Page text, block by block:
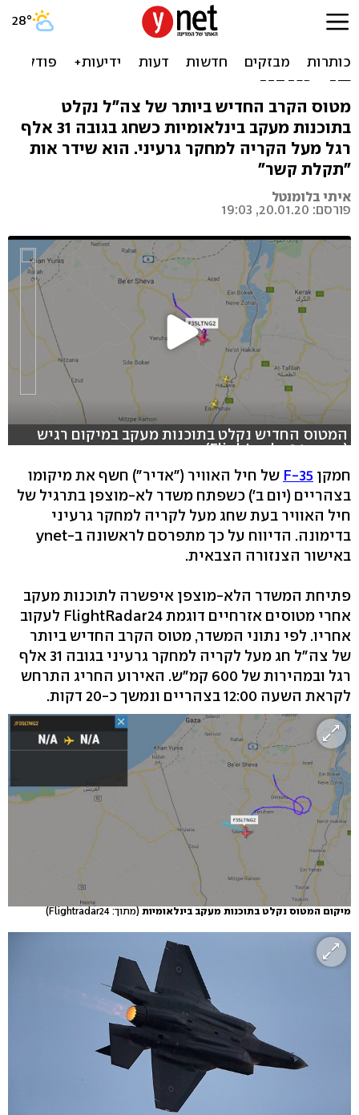
תקלה: מטוס F-35 חשף את
עצמו בתרגיל מעל הכור
בדימונה
מטוס הקרב החדיש ביותר של צה"ל נקלט
בתוכנות מעקב בינלאומיות כשחג בגובה 31 אלף
רגל מעל הקריה למחקר גרעיני. הוא שידר אות
"תקלת קשר"
איתי בלומנטל
פורסם: 20.01.20, 19:03
המטוס החדיש נקלט בתוכנות מעקב במיקום רגיש
(מתוך: Flightradar24)
חמקן F-35 של חיל האוויר ("אדיר") חשף את מיקומו
בצהריים (יום ב') כשפתח משדר לא-מוצפן בתרגיל של
חיל האוויר בעת שחג מעל לקריה למחקר גרעיני
בדימונה. הדיווח על כך מתפרסם לראשונה ב-ynet
באישור הצנזורה הצבאית.
פתיחת המשדר הלא-מוצפן איפשרה לתוכנות מעקב
אחרי מטוסים אזרחיים דוגמת FlightRadar24 לעקוב
אחריו. לפי נתוני המשדר, מטוס הקרב החדיש ביותר
של צה"ל חג מעל לקריה למחקר גרעיני בגובה 31 אלף
רגל ובמהירות של 600 קמ"ש. האירוע החריג התרחש
לקראת השעה 12:00 בצהריים ונמשך כ-20 דקות.
מיקום המטוס נקלט בתוכנות מעקב בינלאומיות (מתוך: Flightradar24)